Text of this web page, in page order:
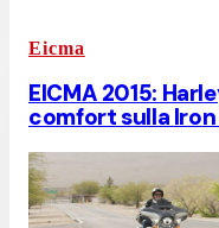
Eicma
EICMA 2015:
comfort sulla Iron